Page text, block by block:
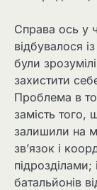
Справа ось у
відбувалося
були
захистити
Проблема в
замість того,
залишили на
зв’язок і
батальйонів